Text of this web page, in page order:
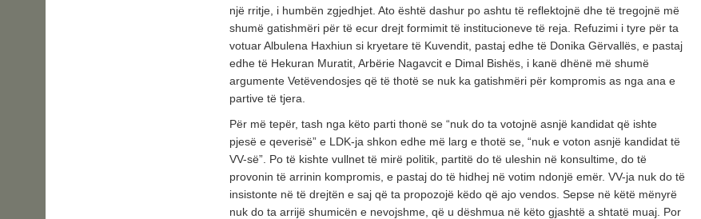
një rritje, i humbën zgjedhjet. Ato është dashur po ashtu të reflektojnë dhe të tregojnë më
shumë gatishmëri për të ecur drejt formimit të institucioneve të reja. Refuzimi i tyre për ta
votuar Albulena Haxhiun si kryetare të Kuvendit, pastaj edhe të Donika Gërvallës, e pastaj
edhe të Hekuran Muratit, Arbërie Nagavcit e Dimal Bishës, i kanë dhënë më shumë
argumente Vetëvendosjes që të thotë se nuk ka gatishmëri për kompromis as nga ana e
partive të tjera.
Për më tepër, tash nga këto parti thonë se “nuk do ta votojnë asnjë kandidat që ishte
pjesë e qeverisë” e LDK-ja shkon edhe më larg e thotë se, “nuk e voton asnjë kandidat të
VV-së”. Po të kishte vullnet të mirë politik, partitë do të uleshin në konsultime, do të
provonin të arrinin kompromis, e pastaj do të hidhej në votim ndonjë emër. VV-ja nuk do të
insistonte në të drejtën e saj që ta propozojë këdo që ajo vendos. Sepse në këtë mënyrë
nuk do ta arrijë shumicën e nevojshme, që u dëshmua në këto gjashtë a shtatë muaj. Por